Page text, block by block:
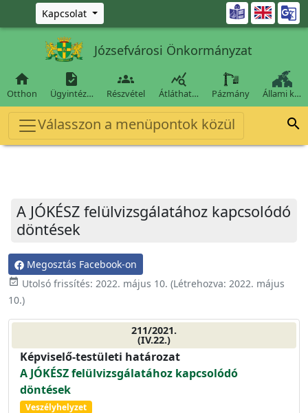
Ugrás a fő tartalomra
Kapcsolat 
Józsefvárosi Önkormányzat

Otthon

Ügyintéz…

Részvétel

Átláthat… Pázmány Állami k…
Válasszon a menüpontok közül 
A JÓKÉSZ felülvizsgálatához kapcsolódó
döntések
Megosztás Facebook-on
event_available Utolsó frissítés: 2022. május 10. (Létrehozva: 2022. május
10.)
211/2021.
(IV.22.)
Képviselő-testületi határozat
A JÓKÉSZ felülvizsgálatához kapcsolódó
döntések
Veszélyhelyzet